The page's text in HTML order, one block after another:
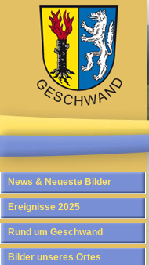
News & Neueste Bilder
Ereignisse 2025
Rund um Geschwand
Bilder unseres Ortes